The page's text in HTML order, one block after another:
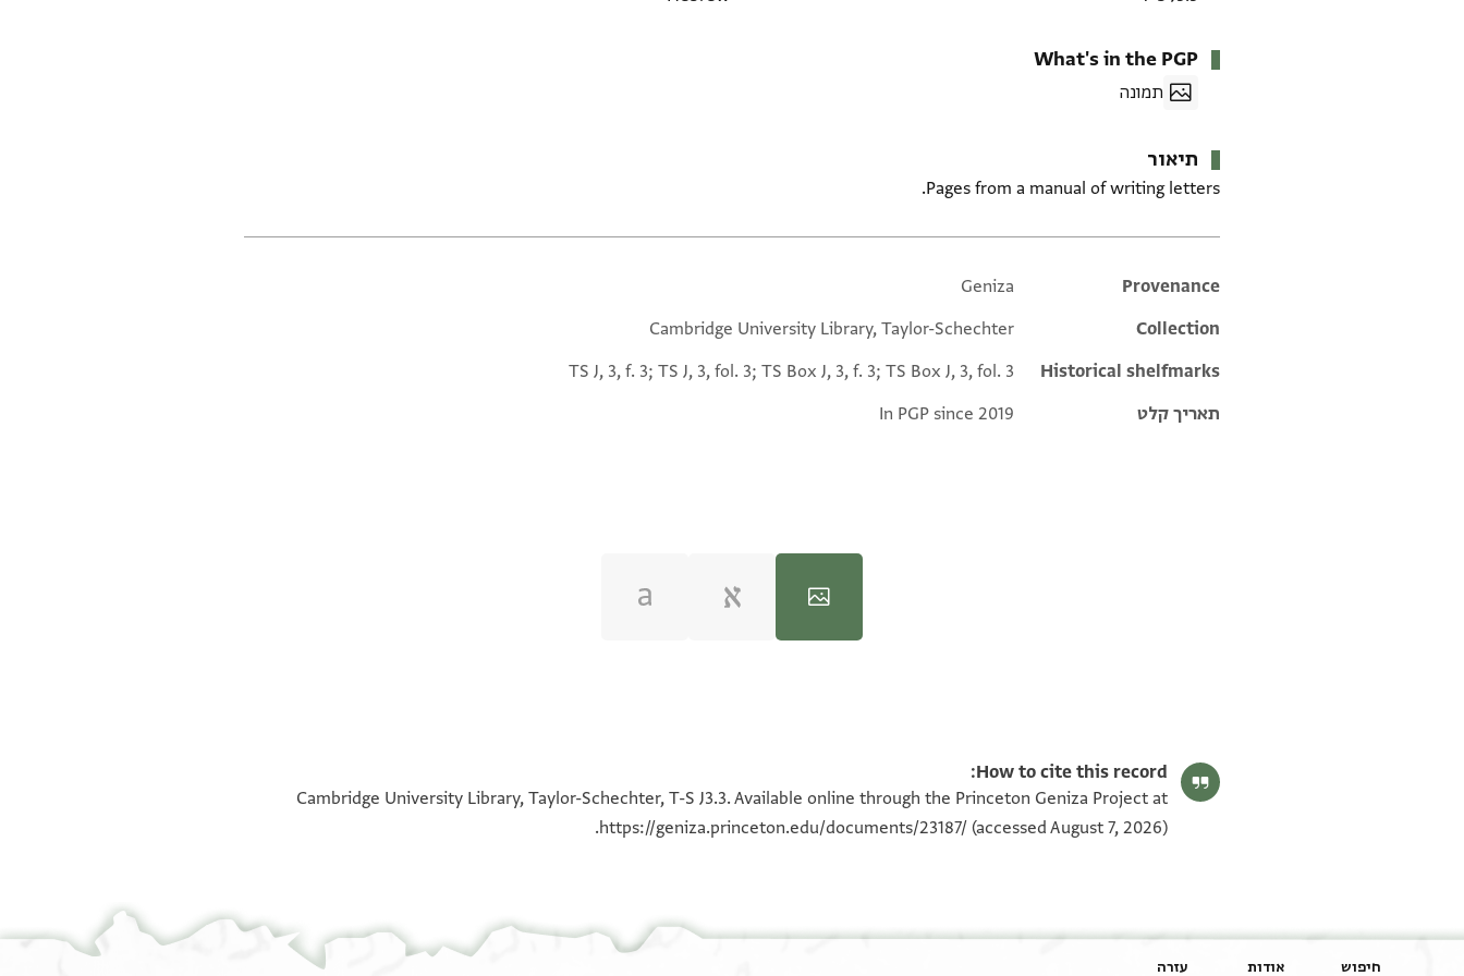
What's in the PGP
תמונה
תיאור
Pages from a manual of writing letters.
Additional metadata
Provenance
Geniza
Collection
Cambridge University Library, Taylor-Schechter
Historical shelfmarks
TS J, 3, f. 3; TS J, 3, fol. 3; TS Box J, 3, f. 3; TS Box J, 3, fol. 3
תאריך קלט
In PGP since 2019
100%
100%
100%
100%
How to cite this record:
Cambridge University Library, Taylor-Schechter, T-S J3.3. Available online through the Princeton Geniza Project at
https://geniza.princeton.edu/documents/23187/ (accessed August 7, 2026).
חיפוש אודות עזרה